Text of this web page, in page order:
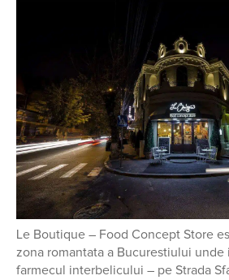
Le Boutique – Food Concept Store
zona romantata a Bucurestiului unde
farmecul interbelicului – pe Strada